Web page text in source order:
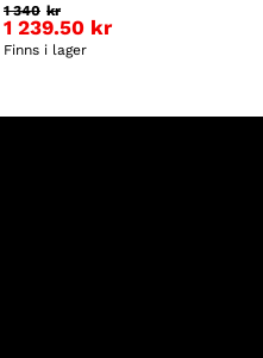
1 340 kr
1 239.50 kr
Finns i lager